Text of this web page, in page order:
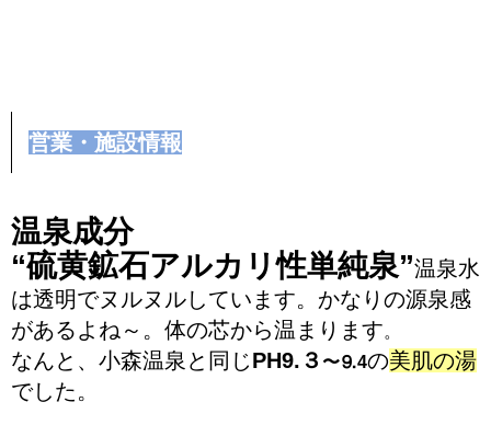
営業・施設情報
温泉成分
“硫黄鉱石アルカリ性単純泉”温泉水
は透明でヌルヌルしています。かなりの源泉感
があるよね～。体の芯から温まります。
なんと、小森温泉と同じPH9. ３ 〜⒐4の美肌の湯
でした。